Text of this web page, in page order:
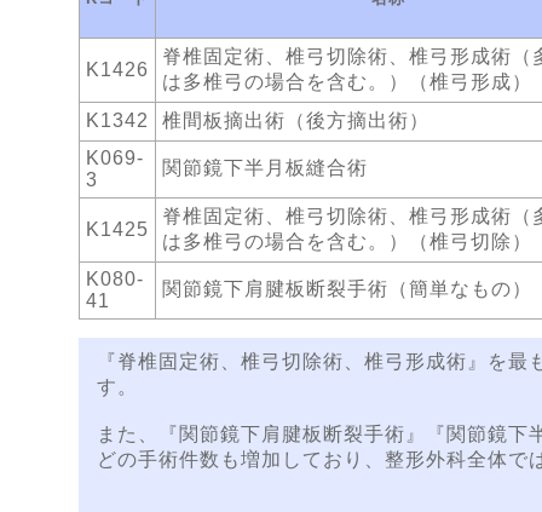
K1426
脊椎固定術、椎弓切除術、椎弓形成術（
は多椎弓の場合を含む。）（椎弓形成）
K1342
椎間板摘出術（後方摘出術）
K069-
3
関節鏡下半月板縫合術
K1425
脊椎固定術、椎弓切除術、椎弓形成術（
は多椎弓の場合を含む。）（椎弓切除）
K080-
41
関節鏡下肩腱板断裂手術（簡単なもの）
『脊椎固定術、椎弓切除術、椎弓形成術』を
す。
また、『関節鏡下肩腱板断裂手術』『関節鏡
どの手術件数も増加しており、整形外科全体